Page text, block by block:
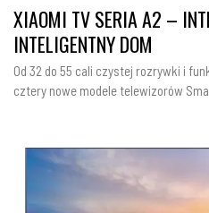
XIAOMI TV SERIA A2 –
INTELIGENTNY DOM
Od 32 do 55 cali czystej rozrywki i
cztery nowe modele telewizorów